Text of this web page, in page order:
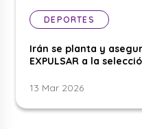
DEPORTES
Irán se planta y
EXPULSAR a la
13 Mar 2026